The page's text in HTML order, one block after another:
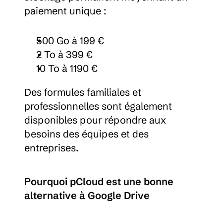
paiement unique :
500 Go à 199 €
2 To à 399 €
10 To à 1190 €
Des formules familiales et
professionnelles sont également
disponibles pour répondre aux
besoins des équipes et des
entreprises.
Pourquoi pCloud est une bonne
alternative à Google Drive